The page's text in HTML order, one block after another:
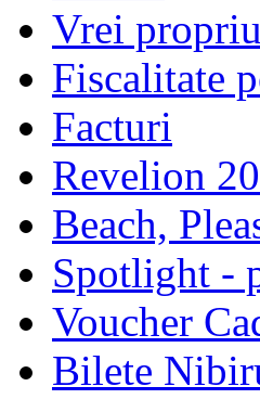
Vrei
Fiscalitate
Facturi
Revelion
Beach,
Spotlight -
Voucher
Bilete